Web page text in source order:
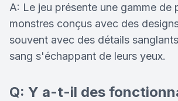
A: Le jeu présente une gamme de
monstres conçus avec des
souvent avec des détails
sang s'échappant de leurs yeux.
Q: Y a-t-il des